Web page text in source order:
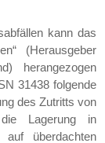
kann das
(Herausgeber
herangezogen
31438 folgende
des Zutritts von
die Lagerung in
überdachten